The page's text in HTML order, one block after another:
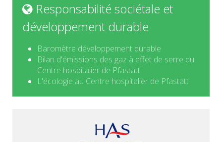
Responsabilité sociétale et
développement durable
Baromètre développement durable
Bilan d'émissions des gaz à effet de serre du
Centre hospitalier de Pfastatt
L'écologie au Centre hospitalier de Pfastatt